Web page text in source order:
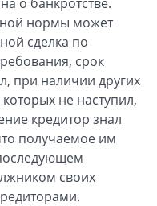
нормы может
сделка по
срок
при наличии других
не наступил,
кредитор знал
получаемое им
своих